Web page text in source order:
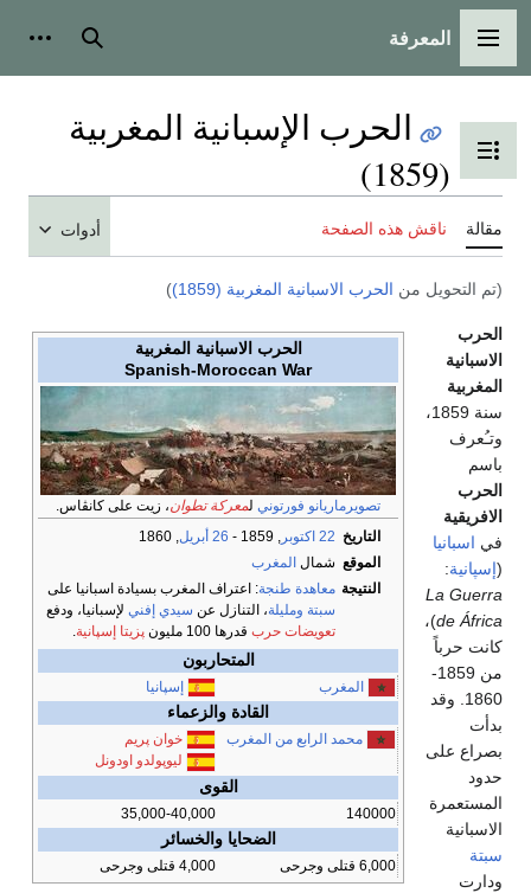
القائمة الرئيسية
المعرفة بحث
تبديل عرض جدول المحتويات
الحرب الإسبانية المغربية
(1859)
مقالة ناقش هذه الصفحة أدوات
(تم التحويل من الحرب الاسبانية المغربية (1859) )
الحرب الاسبانية المغربية
Spanish-Moroccan War
تصويرماريانو فورتوني لمعركة تطوان، زيت على كانڤاس.
التاريخ 22 اكتوبر , 1859 - 26 أبريل
, 1860
الموقع شمال المغرب
النتيجة معاهدة طنجة: اعتراف المغرب بسيادة اسبانيا على
سبتة ومليلة، التنازل عن سيدي إفني لإسبانيا، ودفع
تعويضات حرب قدرها 100 مليون پزيتا إسپانية.
المتحاربون
المغرب إسپانيا
القادة والزعماء
محمد الرابع من المغرب
خوان پريم
ليوپولدو اودونل
القوى
140000
35,000-40,000
الضحايا والخسائر
6,000 قتلى وجرحى 4,000 قتلى وجرحى
الحرب
الاسبانية
المغربية
سنة 1859،
وتـُعرف
باسم
الحرب
الافريقية
في اسبانيا
(إسپانية:
La Guerra
de África)،
كانت حرباً
من 1859-
1860. وقد
بدأت
بصراع على
حدود
المستعمرة
الاسبانية
سبتة
ودارت